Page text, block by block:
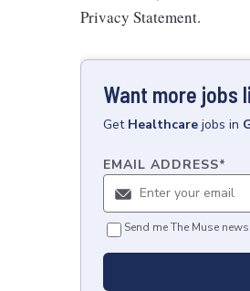
Privacy Statement.
Want more jobs
Get Healthcare jobs in
EMAIL ADDRESS*
Send me The Muse